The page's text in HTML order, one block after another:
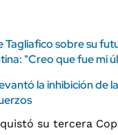
Tagliafico sobre su
"Creo que fue mi
la inhibición de